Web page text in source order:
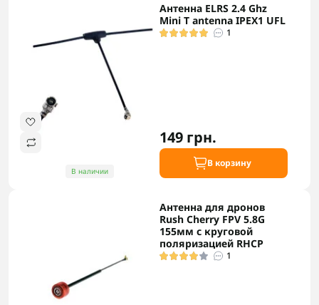
В наличии
Антенна ELRS 2.4 Ghz
Mini T antenna IPEX1 UFL
1
149 грн.
В корзину
Антенна для дронов
Rush Cherry FPV 5.8G
155мм с круговой
поляризацией RHCP
1